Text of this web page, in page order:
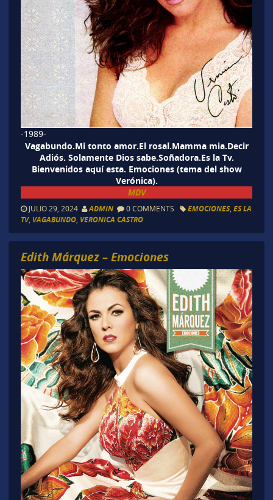
-1989-
Vagabundo.Mi tonto amor.El rosal.Mamma mia.Decir
Adiós. Solamente Dios sabe.Soñadora.Es la Tv.
Bienvenidos aquí esta. Emociones (tema del show
Verónica).
MDV
JULIO 29, 2024 ADMIN 0 COMMENTS EMOCIONES, ES LA
TV, VAGABUNDO, VERONICA CASTRO
Edith Márquez – Emociones